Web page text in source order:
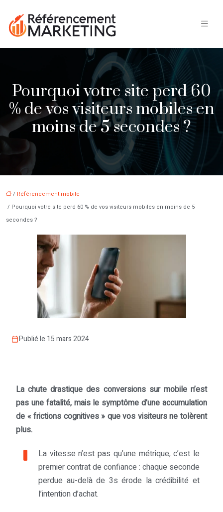
Pourquoi votre site perd 60
% de vos visiteurs mobiles en
moins de 5 secondes ?
/ Référencement mobile
/ Pourquoi votre site perd 60 % de vos visiteurs mobiles en moins de 5
secondes ?
Publié le 15 mars 2024
La chute drastique des conversions sur mobile n’est
pas une fatalité, mais le symptôme d’une accumulation
de « frictions cognitives » que vos visiteurs ne tolèrent
plus.
La vitesse n’est pas qu’une métrique, c’est le
premier contrat de confiance : chaque seconde
perdue au-delà de 3s érode la crédibilité et
l’intention d’achat.